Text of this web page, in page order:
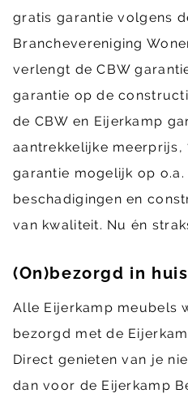
gratis garantie volgens
Branchevereniging
verlengt de CBW
garantie op de
de CBW en Eijerkamp
aantrekkelijke meerprijs,
garantie mogelijk op o.a.
beschadigingen en
van kwaliteit. Nu én
(On)bezorgd in huis
Alle Eijerkamp meubels
bezorgd met de
Direct genieten van je
dan voor de Eijerkamp